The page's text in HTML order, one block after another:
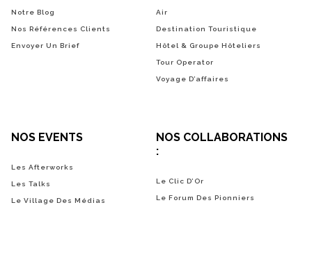
Notre Blog
Nos Références Clients
Envoyer Un Brief
Air
Destination Touristique
Hôtel & Groupe Hôteliers
Tour Operator
Voyage D’affaires
NOS EVENTS
Les Afterworks
Les Talks
Le Village Des Médias
NOS COLLABORATIONS
:
Le Clic D’Or
Le Forum Des Pionniers